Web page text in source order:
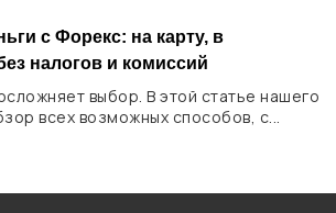
с Форекс: на карту, в
налогов и комиссий
выбор. В этой статье нашего
всех возможных способов, с...